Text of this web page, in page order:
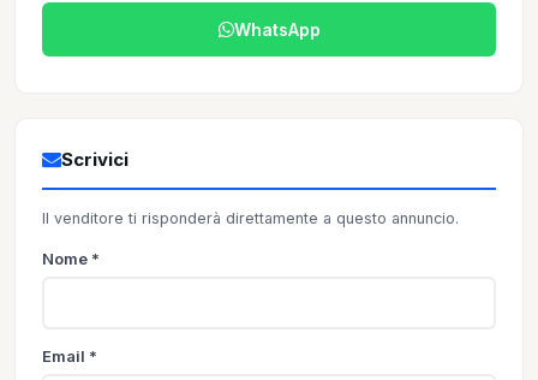
WhatsApp
Scrivici
Il venditore ti risponderà direttamente a questo annuncio.
Nome *
Email *